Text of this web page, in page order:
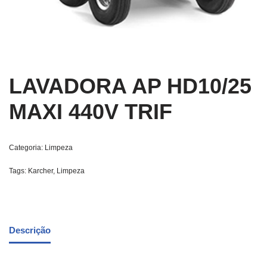
LAVADORA AP HD10/25
MAXI 440V TRIF
Categoria: Limpeza
Tags: Karcher, Limpeza
Descrição